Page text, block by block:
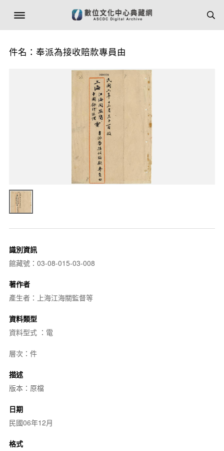
件名：奉派為接收賠款專員由
識別資訊
館藏號：03-08-015-03-008
著作者
產生者：上海江海關監督等
資料類型
資料型式 ：電
層次：件
描述
版本：原檔
日期
民國06年12月
格式